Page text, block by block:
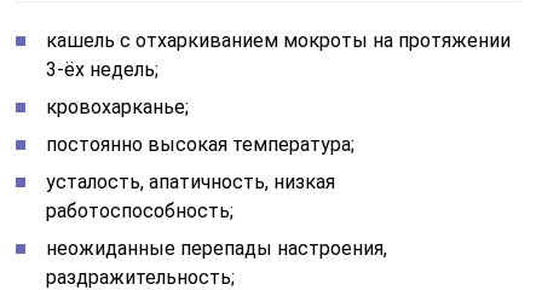
кашель с отхаркиванием мокроты на протяжении
3-ёх недель;
кровохарканье;
постоянно высокая температура;
усталость, апатичность, низкая
работоспособность;
неожиданные перепады настроения,
раздражительность;